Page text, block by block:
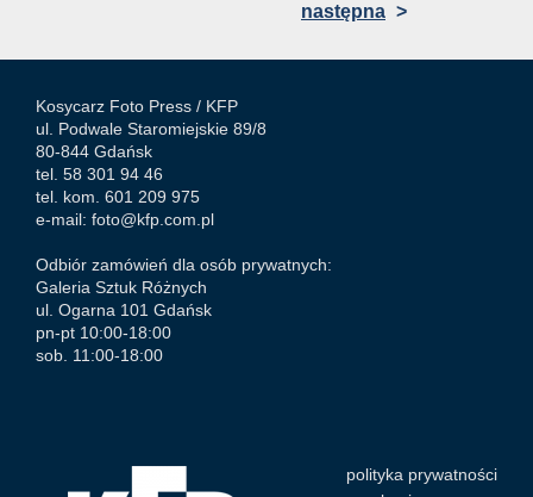
następna >
Kosycarz Foto Press / KFP
ul. Podwale Staromiejskie 89/8
80-844 Gdańsk
tel. 58 301 94 46
tel. kom. 601 209 975
e-mail: foto@kfp.com.pl
Odbiór zamówień dla osób prywatnych:
Galeria Sztuk Różnych
ul. Ogarna 101 Gdańsk
pn-pt 10:00-18:00
sob. 11:00-18:00
polityka prywatności